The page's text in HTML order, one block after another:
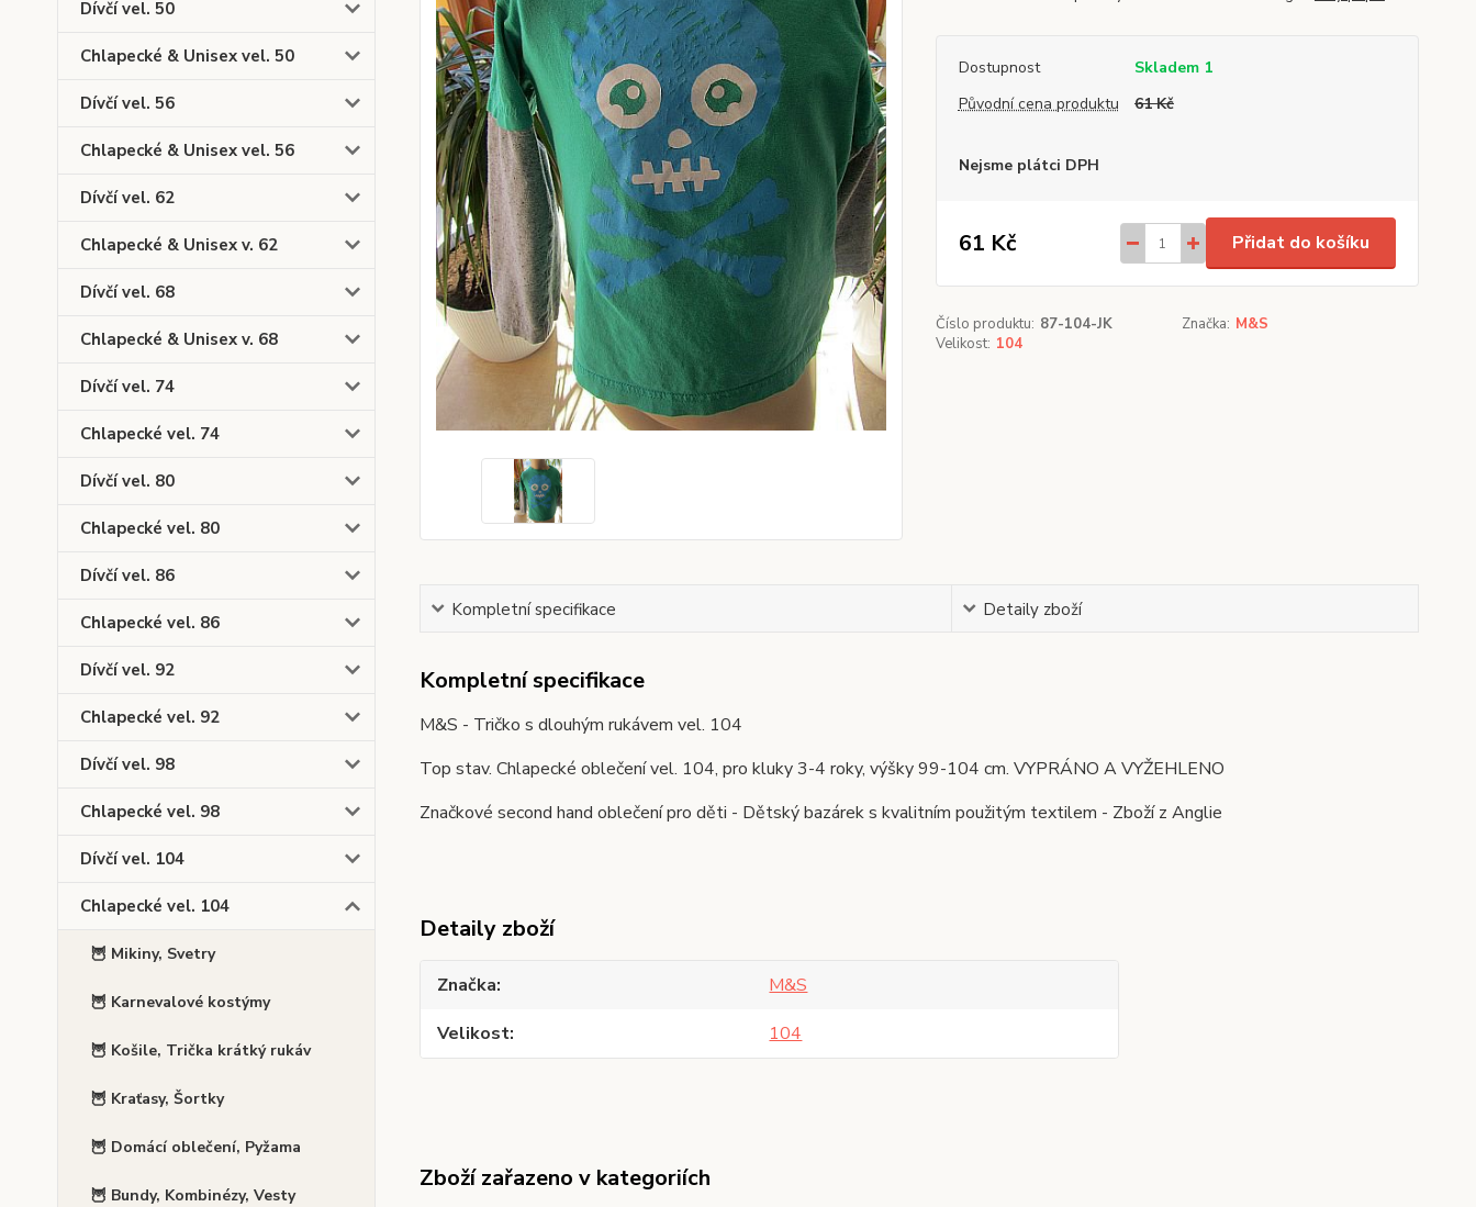
Dívčí vel. 50
Chlapecké & Unisex vel. 50
Dívčí vel. 56
Chlapecké & Unisex vel. 56
Dívčí vel. 62
Chlapecké & Unisex v. 62
Dívčí vel. 68
Chlapecké & Unisex v. 68
Dívčí vel. 74
Chlapecké vel. 74
Dívčí vel. 80
Chlapecké vel. 80
Dívčí vel. 86
Chlapecké vel. 86
Dívčí vel. 92
Chlapecké vel. 92
Dívčí vel. 98
Chlapecké vel. 98
Dívčí vel. 104
Chlapecké vel. 104
🦉 Mikiny, Svetry
🦉 Karnevalové kostýmy
🦉 Košile, Trička krátký rukáv
🦉 Kraťasy, Šortky
🦉 Domácí oblečení, Pyžama
🦉 Bundy, Kombinézy, Vesty
Dostupnost
Skladem 1
Původní cena produktu
61 Kč
Nejsme plátci DPH
61 Kč Přidat do košíku
Číslo produktu: 87-104-JK Značka: M&S
Velikost: 104
Kompletní specifikace Detaily zboží
Kompletní specifikace
M&S - Tričko s dlouhým rukávem vel. 104
Top stav. Chlapecké oblečení vel. 104, pro kluky 3-4 roky, výšky 99-104 cm. VYPRÁNO A VYŽEHLENO
Značkové second hand oblečení pro děti - Dětský bazárek s kvalitním použitým textilem - Zboží z Anglie
Detaily zboží
Značka
M&S
Velikost
104
Zboží zařazeno v kategoriích